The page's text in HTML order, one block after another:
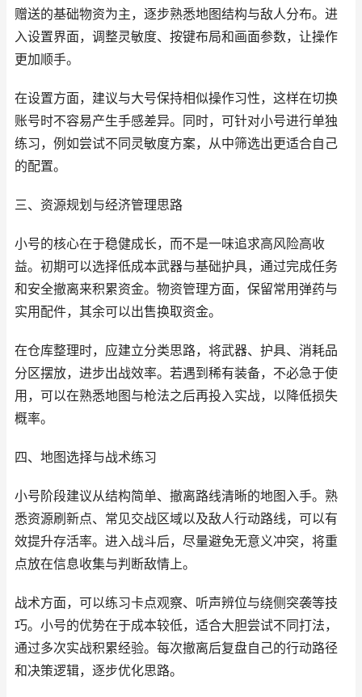
赠送的基础物资为主，逐步熟悉地图结构与敌人分布。进
入设置界面，调整灵敏度、按键布局和画面参数，让操作
更加顺手。
在设置方面，建议与大号保持相似操作习性，这样在切换
账号时不容易产生手感差异。同时，可针对小号进行单独
练习，例如尝试不同灵敏度方案，从中筛选出更适合自己
的配置。
三、资源规划与经济管理思路
小号的核心在于稳健成长，而不是一味追求高风险高收
益。初期可以选择低成本武器与基础护具，通过完成任务
和安全撤离来积累资金。物资管理方面，保留常用弹药与
实用配件，其余可以出售换取资金。
在仓库整理时，应建立分类思路，将武器、护具、消耗品
分区摆放，进步出战效率。若遇到稀有装备，不必急于使
用，可以在熟悉地图与枪法之后再投入实战，以降低损失
概率。
四、地图选择与战术练习
小号阶段建议从结构简单、撤离路线清晰的地图入手。熟
悉资源刷新点、常见交战区域以及敌人行动路线，可以有
效提升存活率。进入战斗后，尽量避免无意义冲突，将重
点放在信息收集与判断敌情上。
战术方面，可以练习卡点观察、听声辨位与绕侧突袭等技
巧。小号的优势在于成本较低，适合大胆尝试不同打法，
通过多次实战积累经验。每次撤离后复盘自己的行动路径
和决策逻辑，逐步优化思路。